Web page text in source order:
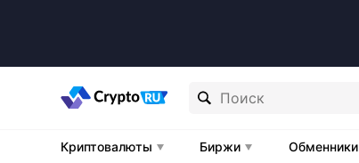
Криптовалюты Биржи Обменники